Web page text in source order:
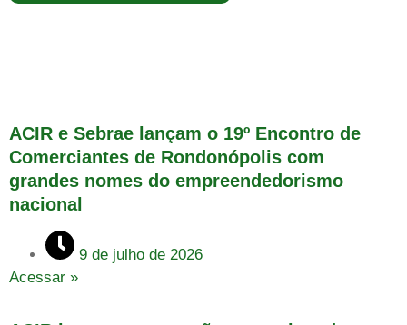
ACIR e Sebrae lançam o 19º Encontro de
Comerciantes de Rondonópolis com
grandes nomes do empreendedorismo
nacional
9 de julho de 2026
Acessar »